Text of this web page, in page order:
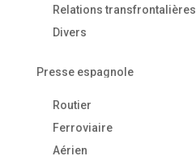
Relations transfrontalières
Divers
Presse espagnole
Routier
Ferroviaire
Aérien